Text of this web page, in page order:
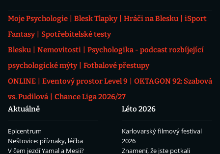
Moje Psychologie Blesk Tlapky Hráči na Blesku
iSport
Fantasy
Spotřebitelské testy
Blesku
Nemovitosti
Psychologika - podcast rozbíjející
psychologické mýty
Fotbalové přestupy
ONLINE
Eventový prostor Level 9
OKTAGON 92: Szabová
vs. Pudilová
Chance Liga 2026/27
Aktuálně
Epicentrum
Neštovice: příznaky, léčba
V čem jezdí Yamal a Mesii?
Léto 2026
Karlovarský filmový festival
2026
Znamení, že jste potkali